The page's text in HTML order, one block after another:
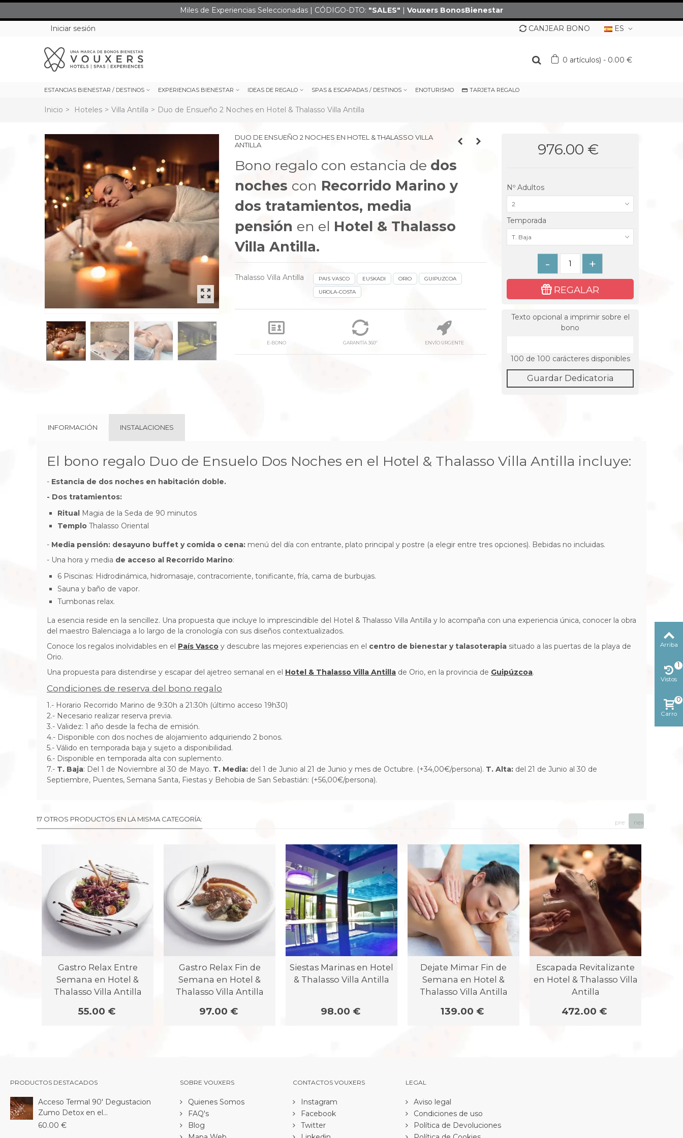
Miles de Experiencias Seleccionadas | CÓDIGO-DTO: "SALES" | Vouxers BonosBienestar
Iniciar sesión
ES
CANJEAR BONO
0 artículos) - 0.00 €
ESTANCIAS BIENESTAR / DESTINOS EXPERIENCIAS BIENESTAR IDEAS DE REGALO SPAS & ESCAPADAS / DESTINOS ENOTURISMO TARJETA REGALO
Inicio > Hoteles > Villa Antilla > Duo de Ensueño 2 Noches en Hotel & Thalasso Villa Antilla
next
DUO DE ENSUEÑO 2 NOCHES EN HOTEL & THALASSO VILLA
ANTILLA
Bono regalo con estancia de dos
noches con Recorrido Marino y
dos tratamientos, media
pensión en el Hotel & Thalasso
Villa Antilla.
Thalasso Villa Antilla PAIS VASCO EUSKADI ORIO
GUIPUZCOA
UROLA-COSTA
E-BONO GARANTÍA 360º ENVÍO URGENTE
976.00 €
Nº Adultos
2
Temporada
T. Baja
- +
REGALAR
Texto opcional a imprimir sobre el
bono
100 de 100 carácteres disponibles
Guardar Dedicatoria
INFORMACIÓN INSTALACIONES
El bono regalo Duo de Ensuelo Dos Noches en el Hotel & Thalasso Villa Antilla incluye:
- Estancia de dos noches en habitación doble.
- Dos tratamientos:
Ritual Magia de la Seda de 90 minutos
Templo Thalasso Oriental
- Media pensión: desayuno buffet y comida o cena: menú del día con entrante, plato principal y postre (a elegir entre tres opciones). Bebidas no incluidas.
- Una hora y media de acceso al Recorrido Marino:
6 Piscinas: Hidrodinámica, hidromasaje, contracorriente, tonificante, fría, cama de burbujas.
Sauna y baño de vapor.
Tumbonas relax.
La esencia reside en la sencillez. Una propuesta que incluye lo imprescindible del Hotel & Thalasso Villa Antilla y lo acompaña con una experiencia única, conocer la obra
del maestro Balenciaga a lo largo de la cronología con sus diseños contextualizados.
Conoce los regalos inolvidables en el País Vasco y descubre las mejores experiencias en el centro de bienestar y talasoterapia situado a las puertas de la playa de
Orio.
Una propuesta para distendirse y escapar del ajetreo semanal en el Hotel & Thalasso Villa Antilla de Orio, en la provincia de Guipúzcoa.
Condiciones de reserva del bono regalo
1.- Horario Recorrido Marino de 9:30h a 21:30h (último acceso 19h30)
2.- Necesario realizar reserva previa.
3.- Validez: 1 año desde la fecha de emisión.
4.- Disponible con dos noches de alojamiento adquiriendo 2 bonos.
5.- Válido en temporada baja y sujeto a disponibilidad.
6.- Disponible en temporada alta con suplemento.
7.- T. Baja: Del 1 de Noviembre al 30 de Mayo. T. Media: del 1 de Junio al 21 de Junio y mes de Octubre. (+34,00€/persona). T. Alta: del 21 de Junio al 30 de
Septiembre, Puentes, Semana Santa, Fiestas y Behobia de San Sebastián: (+56,00€/persona).
17 OTROS PRODUCTOS EN LA MISMA CATEGORÍA:
Gastro Relax Entre
Semana en Hotel &
Thalasso Villa Antilla
55.00 €
Gastro Relax Fin de
Semana en Hotel &
Thalasso Villa Antilla
97.00 €
Siestas Marinas en Hotel
& Thalasso Villa Antilla
98.00 €
Dejate Mimar Fin de
Semana en Hotel &
Thalasso Villa Antilla
139.00 €
Escapada Revitalizante
en Hotel & Thalasso Villa
Antilla
472.00 €
prev next
PRODUCTOS DESTACADOS
Acceso Termal 90' Degustacion
Zumo Detox en el...
60.00 €
SOBRE VOUXERS
Quienes Somos
FAQ's
Blog
CONTACTOS VOUXERS
Instagram
Facebook
Twitter
LEGAL
Aviso legal
Condiciones de uso
Política de Devoluciones
Arriba
Vistos
1
Carro
0